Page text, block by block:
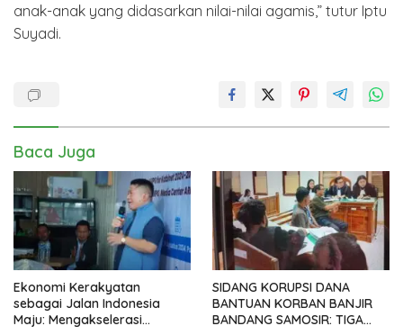
anak-anak yang didasarkan nilai-nilai agamis,” tutur Iptu
Suyadi.
Baca Juga
Ekonomi Kerakyatan
sebagai Jalan Indonesia
Maju: Mengakselerasi
SIDANG KORUPSI DANA
BANTUAN KORBAN BANJIR
BANDANG SAMOSIR: TIGA